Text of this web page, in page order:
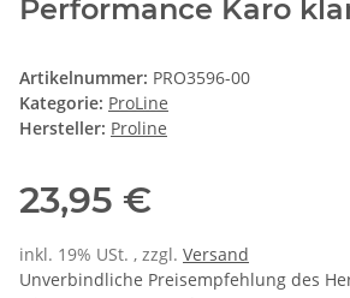
Performance Karo
Artikelnummer: PRO3596-00
Kategorie: ProLine
Hersteller: Proline
23,95 €
inkl. 19% USt. , zzgl. Versand
Unverbindliche Preisempfehlung des